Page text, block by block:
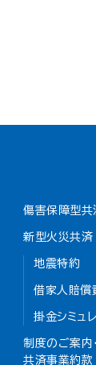
傷害保障型共
新型火災共済
地震特約
借家人賠償
掛金シミュ
制度のご案内
共済事業約款